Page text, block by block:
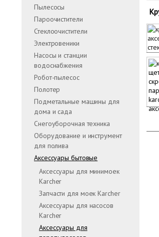
Пылесосы
Пароочистители
Стеклоочистители
Электровеники
Насосы и станции
водоснабжения
Робот-пылесос
Полотер
Подметальные машины для
дома и сада
Снегоуборочная техника
Оборудование и инструмент
для полива
Аксессуары бытовые
Аксессуары для минимоек
Karcher
Запчасти для моек Karcher
Аксессуары для насосов
Karcher
Аксессуары для